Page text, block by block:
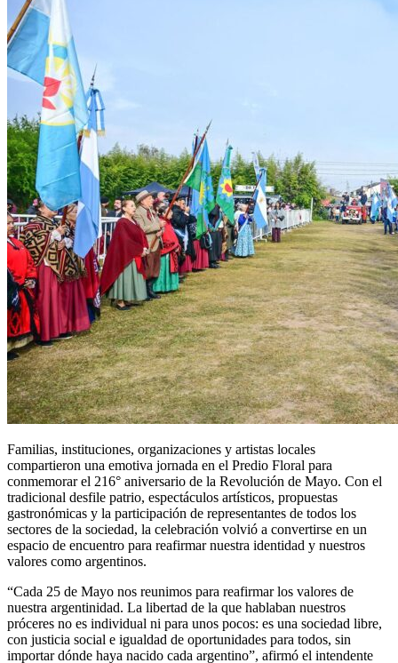
Familias, instituciones, organizaciones y artistas locales
compartieron una emotiva jornada en el Predio Floral para
conmemorar el 216° aniversario de la Revolución de Mayo. Con el
tradicional desfile patrio, espectáculos artísticos, propuestas
gastronómicas y la participación de representantes de todos los
sectores de la sociedad, la celebración volvió a convertirse en un
espacio de encuentro para reafirmar nuestra identidad y nuestros
valores como argentinos.
“Cada 25 de Mayo nos reunimos para reafirmar los valores de
nuestra argentinidad. La libertad de la que hablaban nuestros
próceres no es individual ni para unos pocos: es una sociedad libre,
con justicia social e igualdad de oportunidades para todos, sin
importar dónde haya nacido cada argentino”, afirmó el intendente